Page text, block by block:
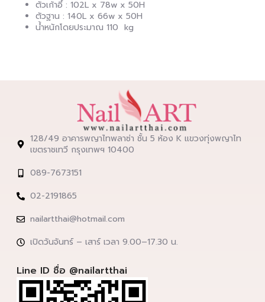
ตัวเก้าอี้ : 102L x 78w x 50H
ตัวฐาน : 140L x 66w x 50H
น้ำหนักโดยประมาณ 110 kg
128/49 อาคารพญาไทพลาซ่า ชั้น 5 ห้อง K แขวงทุ่งพญาไท
เขตราชเทวี กรุงเทพฯ 10400
089-7673151
02-2191865
nailartthai@hotmail.com
เปิดวันจันทร์ – เสาร์ เวลา 9.00–17.30 น.
Line ID ชื่อ @nailartthai